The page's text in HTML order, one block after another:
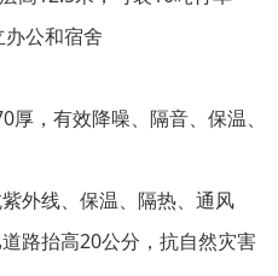
公和宿舍
，有效降噪、隔音、保温、
外线、保温、隔热、通风
路抬高20公分，抗自然灾害